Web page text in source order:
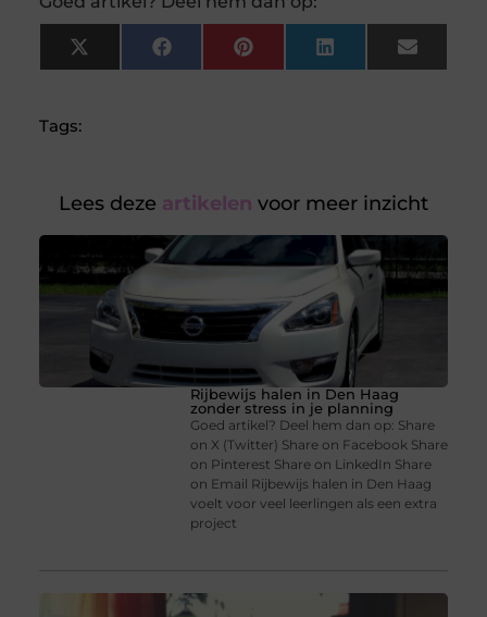
X
(Twitter)
FacebookPinterest LinkedIn Email
Tags:
Lees deze artikelen voor meer inzicht
Rijbewijs halen in Den Haag
zonder stress in je planning
Goed artikel? Deel hem dan op: Share
on X (Twitter) Share on Facebook Share
on Pinterest Share on LinkedIn Share
on Email Rijbewijs halen in Den Haag
voelt voor veel leerlingen als een extra
project